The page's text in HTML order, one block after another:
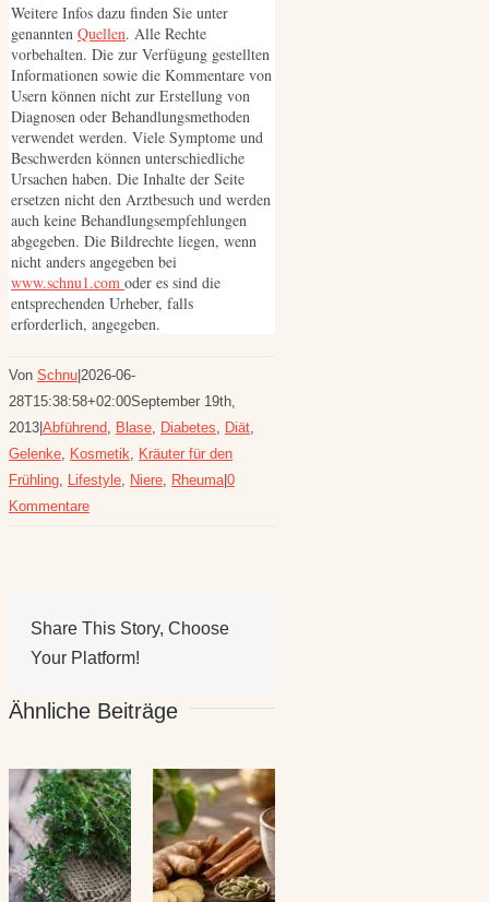
Weitere Infos dazu finden Sie unter
genannten Quellen. Alle Rechte
vorbehalten. Die zur Verfügung gestellten
Informationen sowie die Kommentare von
Usern können nicht zur Erstellung von
Diagnosen oder Behandlungsmethoden
verwendet werden. Viele Symptome und
Beschwerden können unterschiedliche
Ursachen haben. Die Inhalte der Seite
ersetzen nicht den Arztbesuch und werden
auch keine Behandlungsempfehlungen
abgegeben. Die Bildrechte liegen, wenn
nicht anders angegeben bei
www.schnu1.com oder es sind die
entsprechenden Urheber, falls
erforderlich, angegeben.
Von Schnu 2026-06-
28T15:38:58+02:00September 19th,
2013 Abführend Blase Diabetes Diät
Gelenke
Kosmetik
Kräuter für den
Frühling
Lifestyle Niere Rheuma 0
Kommentare
Share This Story, Choose
Your Platform!
Ähnliche Beiträge